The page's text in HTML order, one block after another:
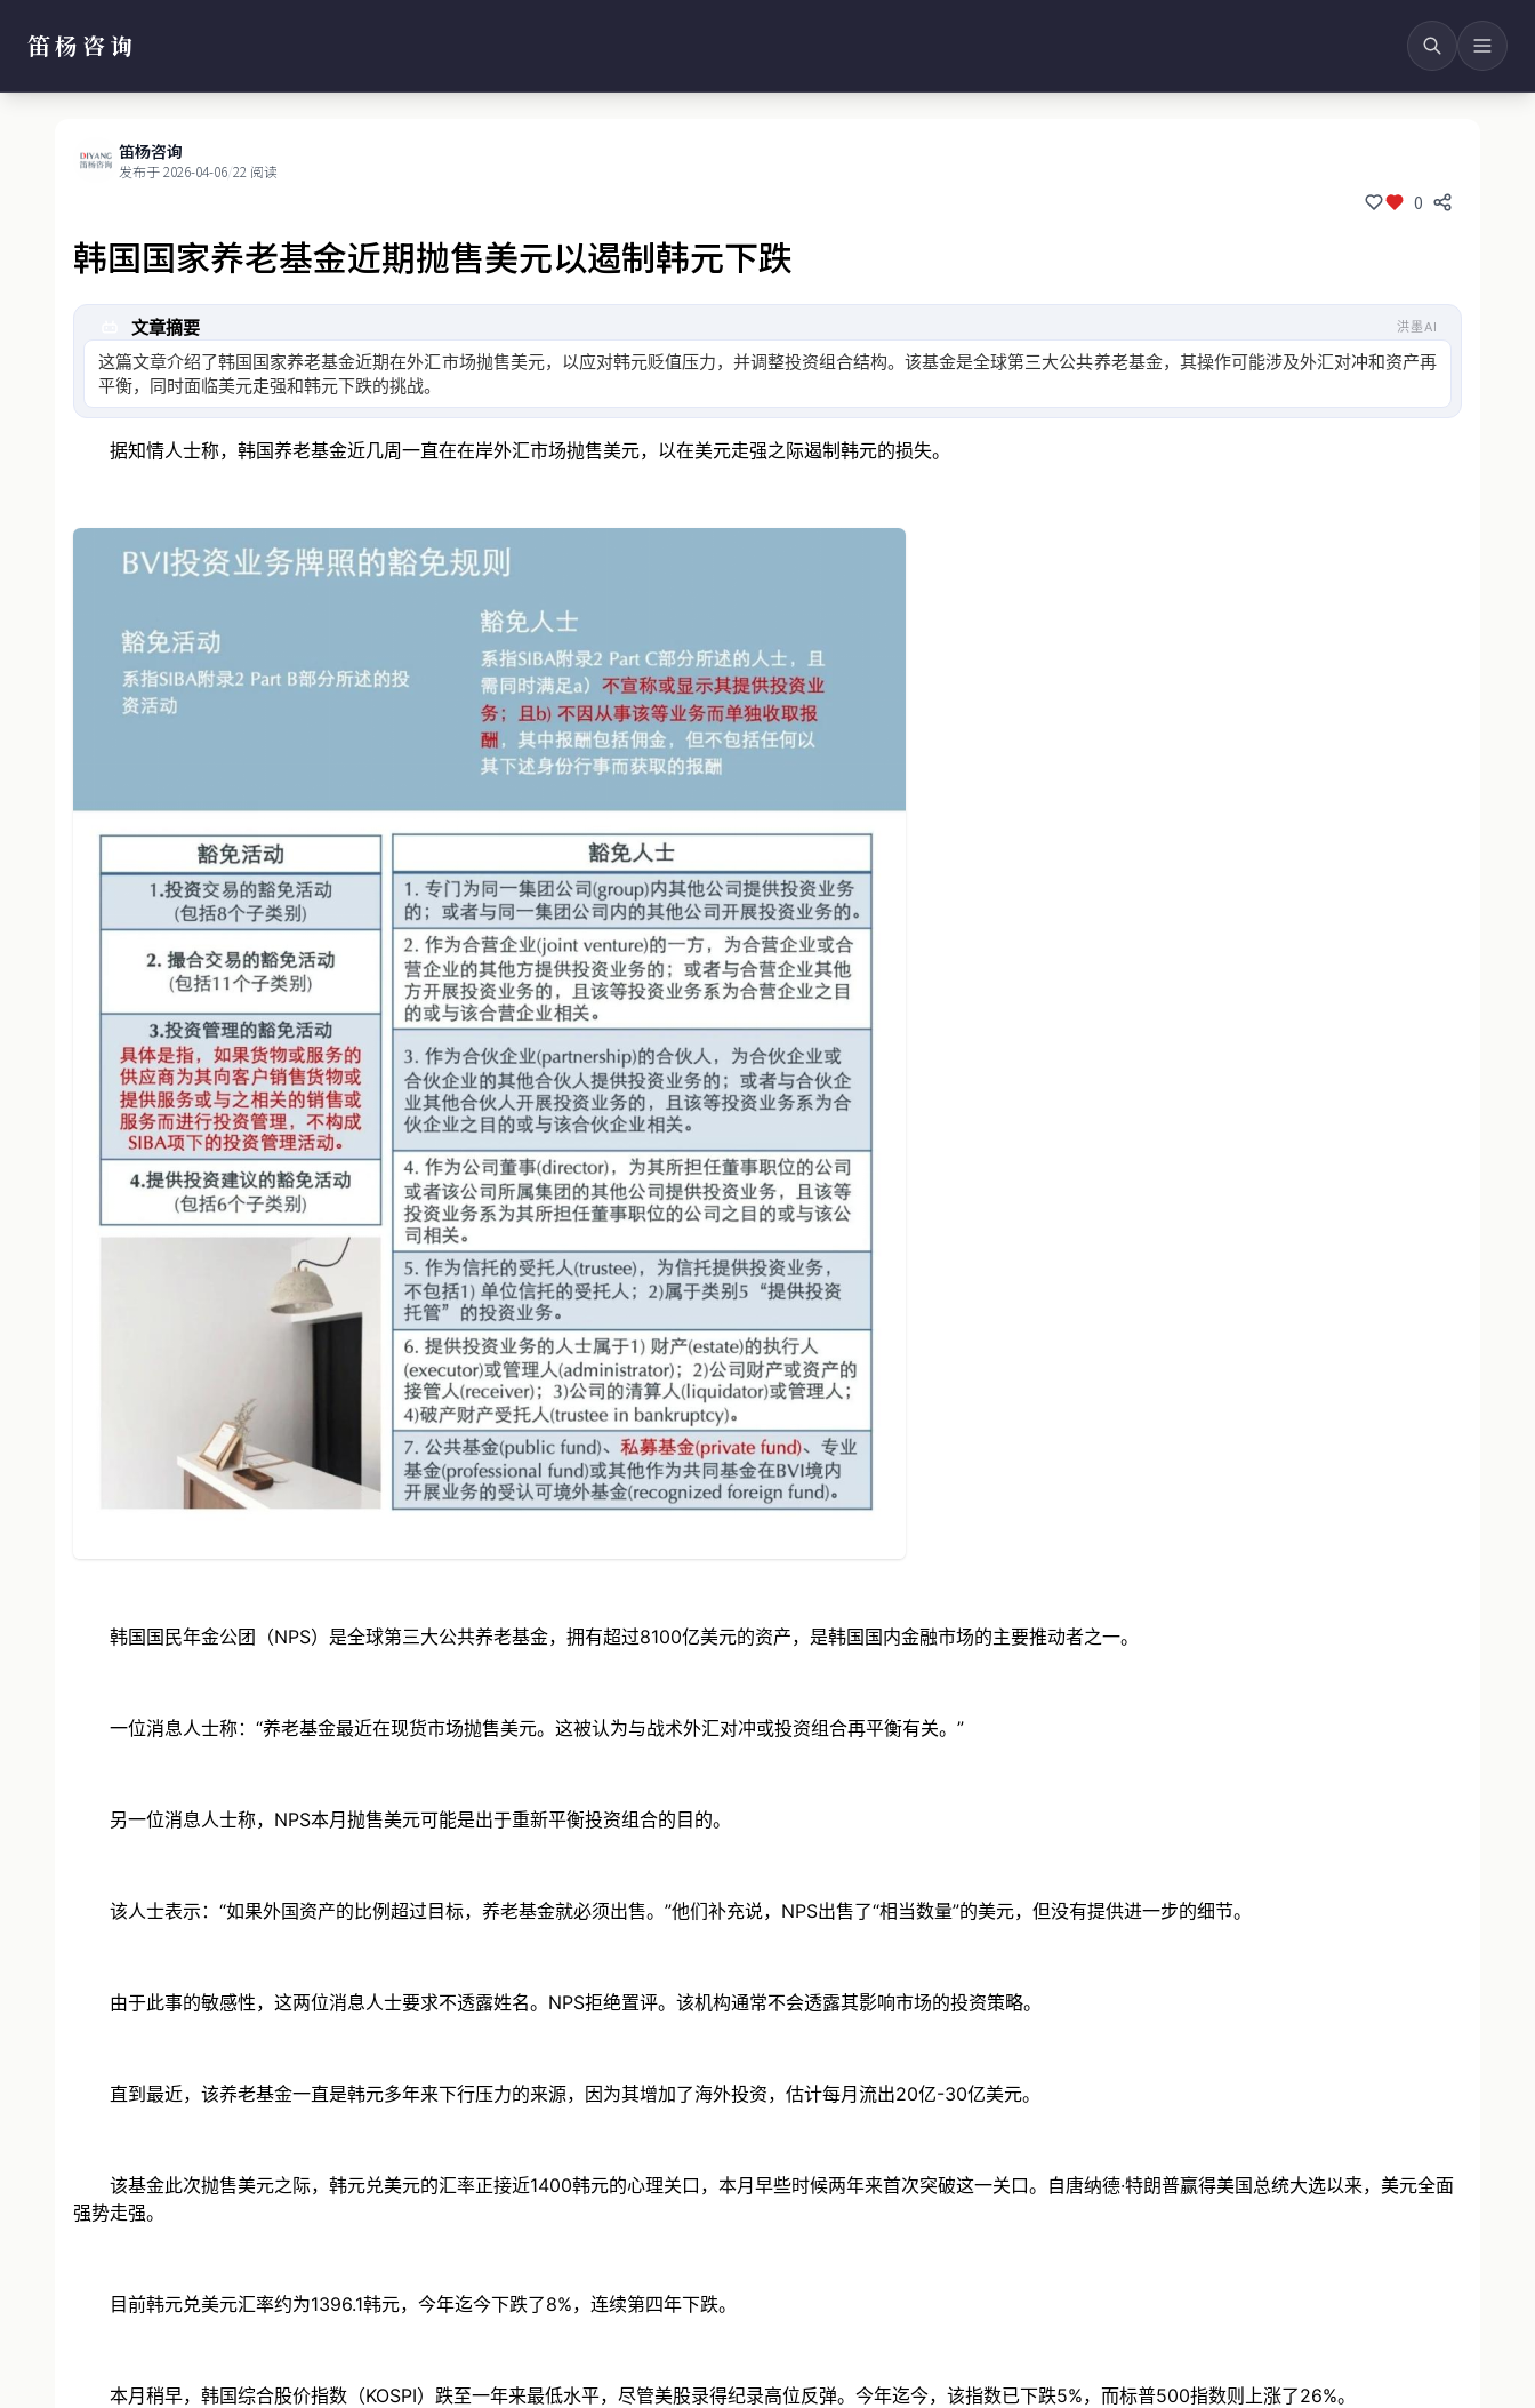
笛杨咨询
笛杨咨询
发布于 2026-04-06/22 阅读
0
韩国国家养老基金近期抛售美元以遏制韩元下跌
文章摘要 洪墨AI
这篇文章介绍了韩国国家养老基金近期在外汇市场抛售美元，以应对韩元贬值压力，并调整投资组合结构。该基金是全球第三大公共养老基金，其操作可能涉及外汇对冲和资产再
平衡，同时面临美元走强和韩元下跌的挑战。
据知情人士称，韩国养老基金近几周一直在在岸外汇市场抛售美元，以在美元走强之际遏制韩元的损失。
韩国国民年金公团（NPS）是全球第三大公共养老基金，拥有超过8100亿美元的资产，是韩国国内金融市场的主要推动者之一。
一位消息人士称：“养老基金最近在现货市场抛售美元。这被认为与战术外汇对冲或投资组合再平衡有关。”
另一位消息人士称，NPS本月抛售美元可能是出于重新平衡投资组合的目的。
该人士表示：“如果外国资产的比例超过目标，养老基金就必须出售。”他们补充说，NPS出售了“相当数量”的美元，但没有提供进一步的细节。
由于此事的敏感性，这两位消息人士要求不透露姓名。NPS拒绝置评。该机构通常不会透露其影响市场的投资策略。
直到最近，该养老基金一直是韩元多年来下行压力的来源，因为其增加了海外投资，估计每月流出20亿-30亿美元。
该基金此次抛售美元之际，韩元兑美元的汇率正接近1400韩元的心理关口，本月早些时候两年来首次突破这一关口。自唐纳德·特朗普赢得美国总统大选以来，美元全面
强势走强。
目前韩元兑美元汇率约为1396.1韩元，今年迄今下跌了8%，连续第四年下跌。
本月稍早，韩国综合股价指数（KOSPI）跌至一年来最低水平，尽管美股录得纪录高位反弹。今年迄今，该指数已下跌5%，而标普500指数则上涨了26%。